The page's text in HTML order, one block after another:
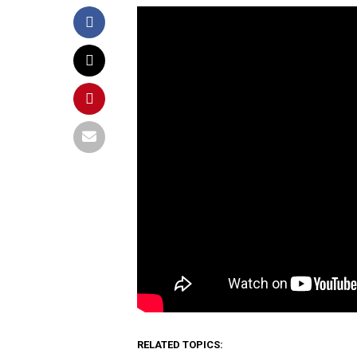
pozos con lo cual se busca atacar
RELATED TOPICS: